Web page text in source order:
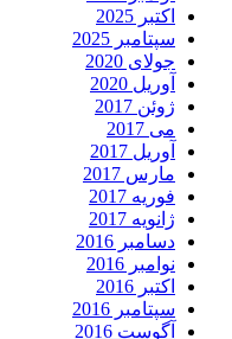
اکتبر 2025
سپتامبر 2025
جولای 2020
آوریل 2020
ژوئن 2017
می 2017
آوریل 2017
مارس 2017
فوریه 2017
ژانویه 2017
دسامبر 2016
نوامبر 2016
اکتبر 2016
سپتامبر 2016
آگوست 2016